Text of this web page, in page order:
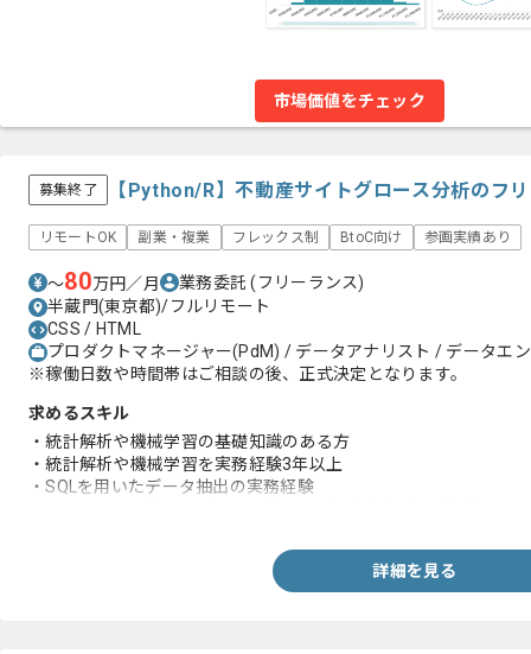
市場価値をチェック
募集終了 【Python/R】不動産サイトグロース分析のフ
リモートOK 副業・複業 フレックス制 BtoC向け 参画実績あり
〜80万円／月 業務委託(フリーランス)
半蔵門(東京都)/フルリモート
CSS / HTML
プロダクトマネージャー(PdM) / データアナリスト / データエ
※稼働日数や時間帯はご相談の後、正式決定となります。
求めるスキル
・統計解析や機械学習の基礎知識のある方
・統計解析や機械学習を実務経験3年以上
・SQLを用いたデータ抽出の実務経験
詳細を見る